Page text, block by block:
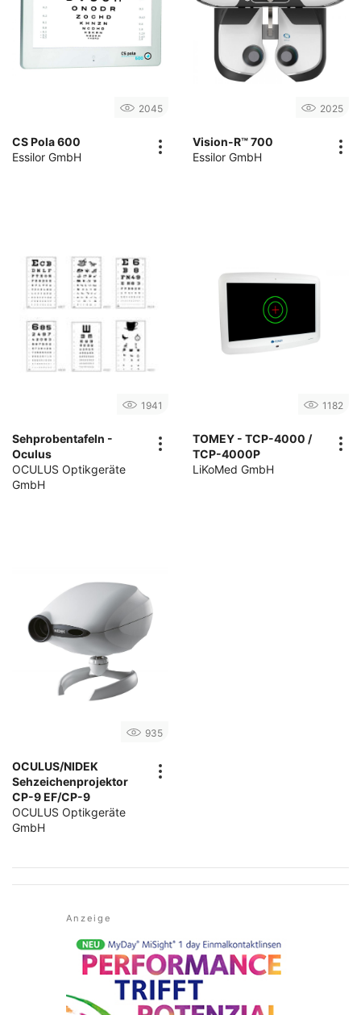
2045
CS Pola 600
Essilor GmbH
2025
Vision-R™ 700
Essilor GmbH
1941
Sehprobentafeln -
Oculus
OCULUS Optikgeräte
GmbH
1182
TOMEY - TCP-4000 /
TCP-4000P
LiKoMed GmbH
935
OCULUS/NIDEK
Sehzeichenprojektor
CP-9 EF/CP-9
OCULUS Optikgeräte
GmbH